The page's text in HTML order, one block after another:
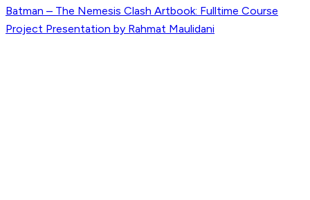
Batman – The Nemesis Clash Artbook: Fulltime Course
Project Presentation by Rahmat Maulidani